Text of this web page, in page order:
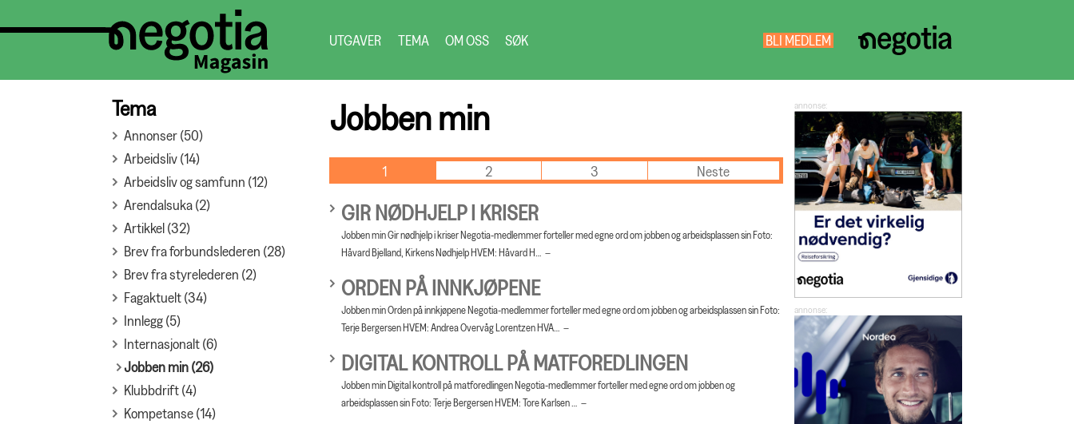
UTGAVER TEMA OM OSS SØK BLI MEDLEM NEGOTIA
Tema
Annonser (50)
Arbeidsliv (14)
Arbeidsliv og samfunn (12)
Arendalsuka (2)
Artikkel (32)
Brev fra forbundslederen (28)
Brev fra styrelederen (2)
Fagaktuelt (34)
Innlegg (5)
Internasjonalt (6)
Jobben min (26)
Klubbdrift (4)
Kompetanse (14)
Jobben min
1 2 3 Neste
GIR NØDHJELP I KRISER
Jobben min Gir nødhjelp i kriser Negotia-medlemmer forteller med egne ord om jobben og arbeidsplassen sin Foto:
Håvard Bjelland, Kirkens Nødhjelp HVEM: Håvard H…
ORDEN PÅ INNKJØPENE
Jobben min Orden på innkjøpene Negotia-medlemmer forteller med egne ord om jobben og arbeidsplassen sin Foto:
Terje Bergersen HVEM: Andrea Overvåg Lorentzen HVA…
DIGITAL KONTROLL PÅ MATFOREDLINGEN
Jobben min Digital kontroll på matforedlingen Negotia-medlemmer forteller med egne ord om jobben og
arbeidsplassen sin Foto: Terje Bergersen HVEM: Tore Karlsen …